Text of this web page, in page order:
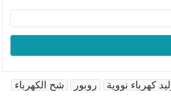
كهرباء نووية روبور
شح الكهرباء